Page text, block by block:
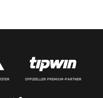
OFFIZIELLER PREMIUM-PARTNER